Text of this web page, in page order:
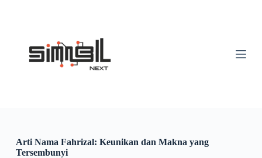
Arti Nama Fahrizal: Keunikan dan Makna yang
Tersembunyi